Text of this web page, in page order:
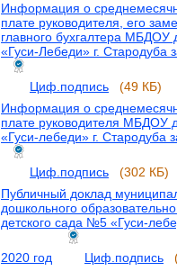
Информация о
плате руководителя, его
главного бухгалтера МБДОУ
«Гуси-Лебеди» г. Стародуба
Циф.подпись
(49 КБ)
Информация о
плате руководителя МБДОУ
«Гуси-лебеди» г. Стародуба
Циф.подпись
(302 КБ)
Публичный доклад
дошкольного
детского сада №5 «Гуси-
2020 год Циф.подпись